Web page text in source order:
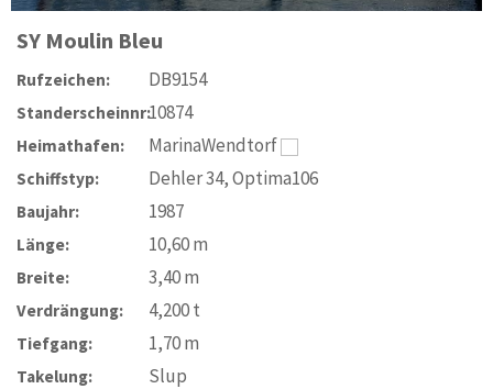
SY Moulin Bleu
Rufzeichen: DB9154
Standerscheinnr:10874
Heimathafen: MarinaWendtorf
Schiffstyp: Dehler 34, Optima106
Baujahr: 1987
Länge: 10,60m
Breite: 3,40m
Verdrängung: 4,200t
Tiefgang: 1,70m
Takelung:
Slup